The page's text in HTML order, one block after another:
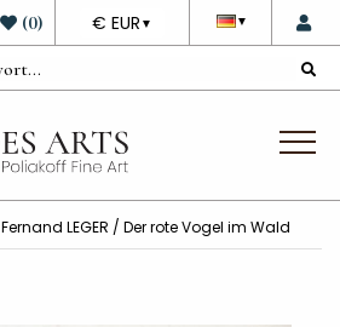
▼
DEVISE
€ EUR ▼
(0)
Fernand LEGER / Der rote Vogel im Wald